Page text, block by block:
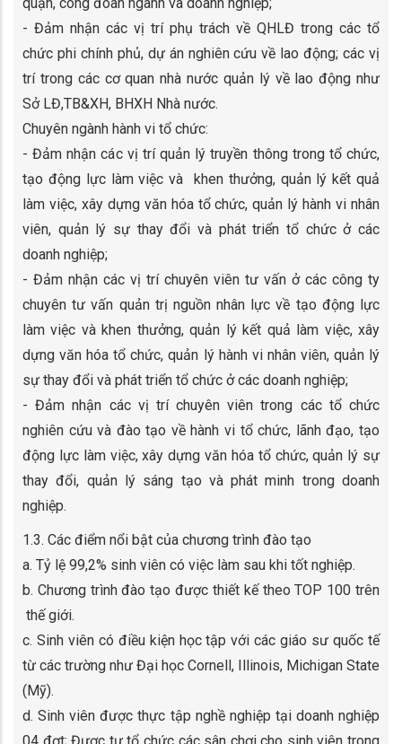
- Đảm nhận các vị trí phụ trách về QHLĐ trong các tổ
chức phi chính phủ, dự án nghiên cứu về lao động; các vị
trí trong các cơ quan nhà nước quản lý về lao động như
Sở LĐ,TB&XH, BHXH Nhà nước.
Chuyên ngành hành vi tổ chức:
- Đảm nhận các vị trí quản lý truyền thông trong tổ chức,
tạo động lực làm việc và khen thưởng, quản lý kết quả
làm việc, xây dựng văn hóa tổ chức, quản lý hành vi nhân
viên, quản lý sự thay đổi và phát triển tổ chức ở các
doanh nghiệp;
- Đảm nhận các vị trí chuyên viên tư vấn ở các công ty
chuyên tư vấn quản trị nguồn nhân lực về tạo động lực
làm việc và khen thưởng, quản lý kết quả làm việc, xây
dựng văn hóa tổ chức, quản lý hành vi nhân viên, quản lý
sự thay đổi và phát triển tổ chức ở các doanh nghiệp;
- Đảm nhận các vị trí chuyên viên trong các tổ chức
nghiên cứu và đào tạo về hành vi tổ chức, lãnh đạo, tạo
động lực làm việc, xây dựng văn hóa tổ chức, quản lý sự
thay đổi, quản lý sáng tạo và phát minh trong doanh
nghiệp.
1.3. Các điểm nổi bật của chương trình đào tạo
a. Tỷ lệ 99,2% sinh viên có việc làm sau khi tốt nghiệp.
b. Chương trình đào tạo được thiết kế theo TOP 100 trên
thế giới.
c. Sinh viên có điều kiện học tập với các giáo sư quốc tế
từ các trường như Đại học Cornell, Illinois, Michigan State
(Mỹ).
d. Sinh viên được thực tập nghề nghiệp tại doanh nghiệp
04 đợt; Được tự tổ chức các sân chơi cho sinh viên trong